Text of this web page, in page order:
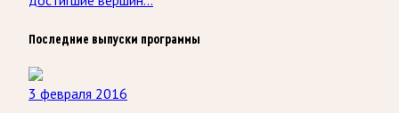
Последние выпуски программы
3 февраля 2016